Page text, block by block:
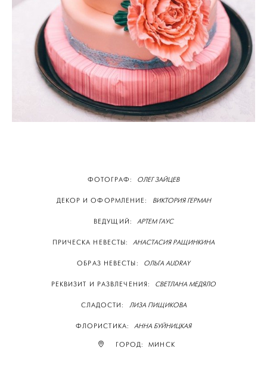
ФОТОГРАФ: ОЛЕГ ЗАЙЦЕВ
ДЕКОР И ОФОРМЛЕНИЕ: ВИКТОРИЯ ГЕРМАН
ВЕДУЩИЙ: АРТЕМ ГАУС
ПРИЧЕСКА НЕВЕСТЫ: АНАСТАСИЯ РАЩИНКИНА
ОБРАЗ НЕВЕСТЫ: ОЛЬГА AUDRAY
РЕКВИЗИТ И РАЗВЛЕЧЕНИЯ: СВЕТЛАНА МЕДЯЛО
СЛАДОСТИ: ЛИЗА ПИЩИКОВА
ФЛОРИСТИКА: АННА БУЙНИЦКАЯ
ГОРОД: МИНСК